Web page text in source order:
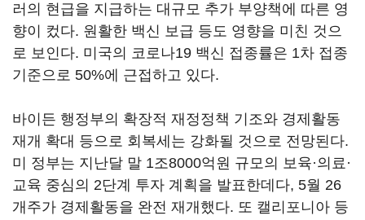
러의 현급을 지급하는 대규모 추가 부양책에 따른 영
향이 컸다. 원활한 백신 보급 등도 영향을 미친 것으
로 보인다. 미국의 코로나19 백신 접종률은 1차 접종
기준으로 50%에 근접하고 있다.
바이든 행정부의 확장적 재정정책 기조와 경제활동
재개 확대 등으로 회복세는 강화될 것으로 전망된다.
미 정부는 지난달 말 1조8000억원 규모의 보육·의료·
교육 중심의 2단계 투자 계획을 발표한데다, 5월 26
개주가 경제활동을 완전 재개했다. 또 캘리포니아 등